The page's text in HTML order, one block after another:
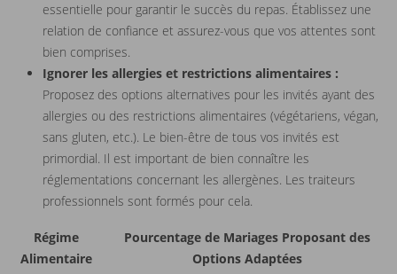
essentielle pour garantir le succès du repas. Établissez une
relation de confiance et assurez-vous que vos attentes sont
bien comprises.
Ignorer les allergies et restrictions alimentaires :
Proposez des options alternatives pour les invités ayant des
allergies ou des restrictions alimentaires (végétariens, végan,
sans gluten, etc.). Le bien-être de tous vos invités est
primordial. Il est important de bien connaître les
réglementations concernant les allergènes. Les traiteurs
professionnels sont formés pour cela.
Régime
Alimentaire
Pourcentage de Mariages Proposant des
Options Adaptées